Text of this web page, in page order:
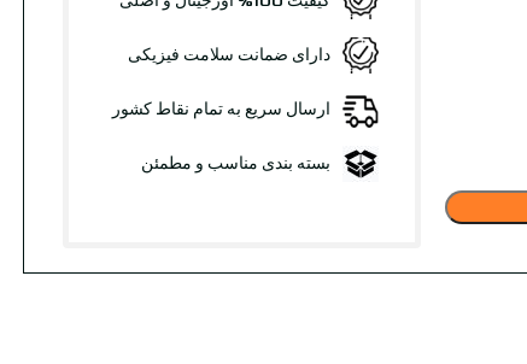
دارای ضمانت سلامت فیزیکی
ارسال سریع به تمام نقاط کشور
بسته بندی مناسب و مطمئن